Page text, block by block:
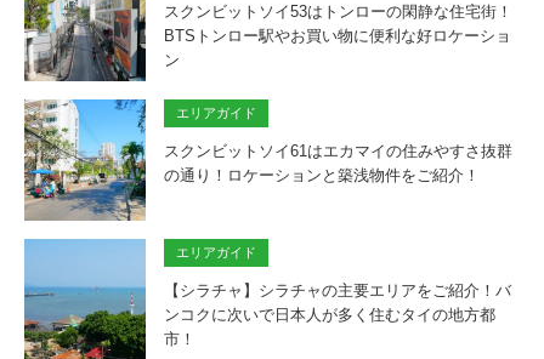
スクンビットソイ53はトンローの閑静な住宅街！
BTSトンロー駅やお買い物に便利な好ロケーショ
ン
エリアガイド
スクンビットソイ61はエカマイの住みやすさ抜群
の通り！ロケーションと築浅物件をご紹介！
エリアガイド
【シラチャ】シラチャの主要エリアをご紹介！バ
ンコクに次いで日本人が多く住むタイの地方都
市！